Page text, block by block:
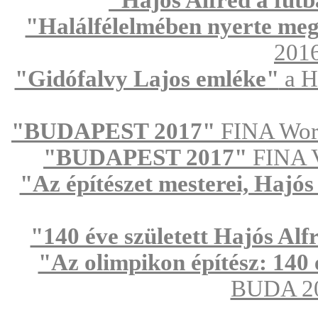
"Halálfélelmében nyerte
"Gidófalvy Lajos emléke" a
"BUDAPEST 2017" FINA
"BUDAPEST 2017" FINA
"Az építészet mesterei,
"140 éve született Hajós
"Az olimpikon építész:
BUDA